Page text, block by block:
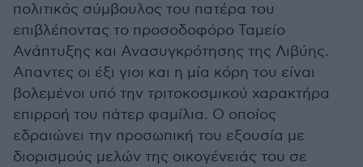
πολιτικός σύμβουλος του πατέρα του
επιβλέποντας το προσοδοφόρο Ταμείο
Ανάπτυξης και Ανασυγκρότησης της Λιβύης.
Απαντες οι έξι γιοι και η μία κόρη του είναι
βολεμένοι υπό την τριτοκοσμικού χαρακτήρα
επιρροή του πάτερ φαμίλια. Ο οποίος
εδραιώνει την προσωπική του εξουσία με
διορισμούς μελών της οικογένειάς του σε